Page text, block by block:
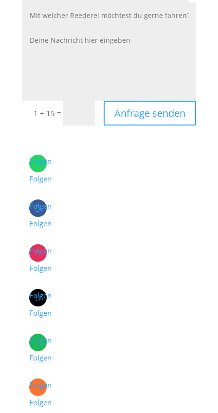
1 + 15 = Anfrage senden
Folgen
Folgen
Folgen
Folgen
Folgen
Folgen
Folgen
Folgen
Folgen
Folgen
Folgen
Folgen